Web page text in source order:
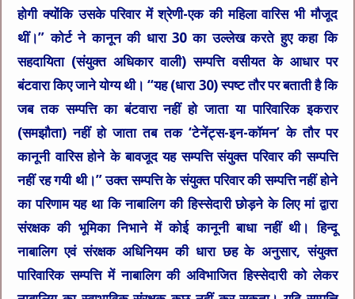
होगी क्योंकि उसके परिवार में श्रेणी-एक की महिला वारिस भी मौजूद
थीं।” कोर्ट ने कानून की धारा 30 का उल्लेख करते हुए कहा कि
सहदायिता (संयुक्त अधिकार वाली) सम्पत्ति वसीयत के आधार पर
बंटवारा किए जाने योग्य थी। “यह (धारा 30) स्पष्ट तौर पर बताती है कि
जब तक सम्पत्ति का बंटवारा नहीं हो जाता या पारिवारिक इकरार
(समझौता) नहीं हो जाता तब तक ‘टेनेंट्स-इन-कॉमन’ के तौर पर
कानूनी वारिस होने के बावजूद यह सम्पत्ति संयुक्त परिवार की सम्पत्ति
नहीं रह गयी थी।” उक्त सम्पत्ति के संयुक्त परिवार की सम्पत्ति नहीं होने
का परिणाम यह था कि नाबालिग की हिस्सेदारी छोड़ने के लिए मां द्वारा
संरक्षक की भूमिका निभाने में कोई कानूनी बाधा नहीं थी। हिन्दू
नाबालिग एवं संरक्षक अधिनियम की धारा छह के अनुसार, संयुक्त
पारिवारिक सम्पत्ति में नाबालिग की अविभाजित हिस्सेदारी को लेकर